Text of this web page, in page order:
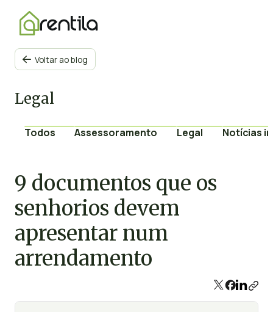
 Voltar ao blog
Legal
Todos Assessoramento Legal Notícias
9 documentos que os
senhorios devem
apresentar num
arrendamento